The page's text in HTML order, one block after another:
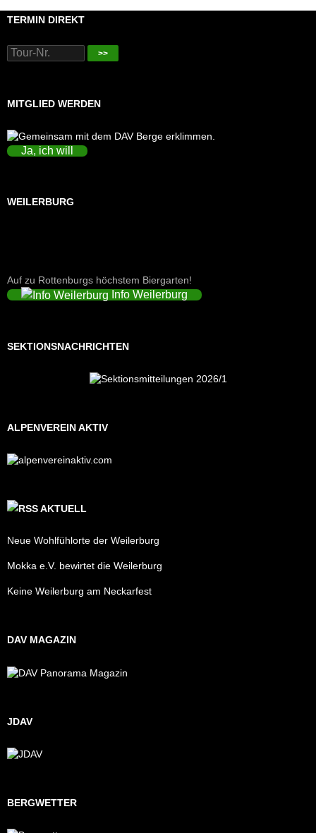
TERMIN DIREKT
>>
MITGLIED WERDEN
Ja, ich will
WEILERBURG
Auf zu Rottenburgs höchstem Biergarten!
Info Weilerburg
SEKTIONSNACHRICHTEN
ALPENVEREIN AKTIV
AKTUELL
Neue Wohlfühlorte der Weilerburg
Mokka e.V. bewirtet die Weilerburg
Keine Weilerburg am Neckarfest
DAV MAGAZIN
JDAV
BERGWETTER